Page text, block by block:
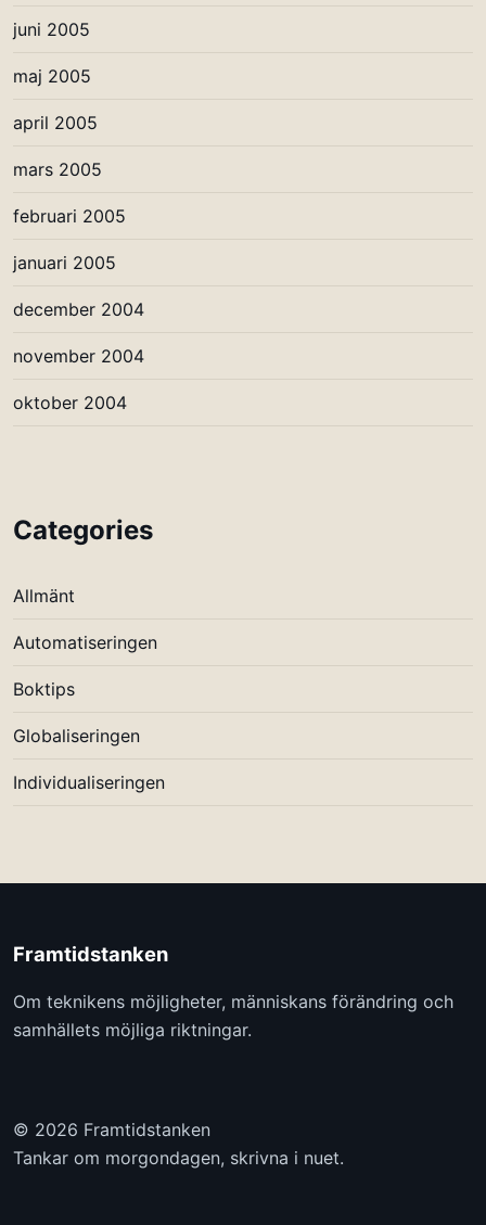
juni 2005
maj 2005
april 2005
mars 2005
februari 2005
januari 2005
december 2004
november 2004
oktober 2004
Categories
Allmänt
Automatiseringen
Boktips
Globaliseringen
Individualiseringen
Framtidstanken
Om teknikens möjligheter, människans förändring och
samhällets möjliga riktningar.
© 2026 Framtidstanken
Tankar om morgondagen, skrivna i nuet.